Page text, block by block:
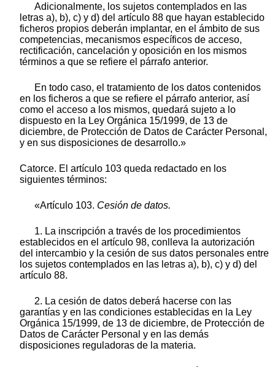
Adicionalmente, los sujetos contemplados en las
letras a), b), c) y d) del artículo 88 que hayan establecido
ficheros propios deberán implantar, en el ámbito de sus
competencias, mecanismos específicos de acceso,
rectificación, cancelación y oposición en los mismos
términos a que se refiere el párrafo anterior.
En todo caso, el tratamiento de los datos contenidos
en los ficheros a que se refiere el párrafo anterior, así
como el acceso a los mismos, quedará sujeto a lo
dispuesto en la Ley Orgánica 15/1999, de 13 de
diciembre, de Protección de Datos de Carácter Personal,
y en sus disposiciones de desarrollo.»
Catorce. El artículo 103 queda redactado en los
siguientes términos:
«Artículo 103. Cesión de datos.
1. La inscripción a través de los procedimientos
establecidos en el artículo 98, conlleva la autorización
del intercambio y la cesión de sus datos personales entre
los sujetos contemplados en las letras a), b), c) y d) del
artículo 88.
2. La cesión de datos deberá hacerse con las
garantías y en las condiciones establecidas en la Ley
Orgánica 15/1999, de 13 de diciembre, de Protección de
Datos de Carácter Personal y en las demás
disposiciones reguladoras de la materia.